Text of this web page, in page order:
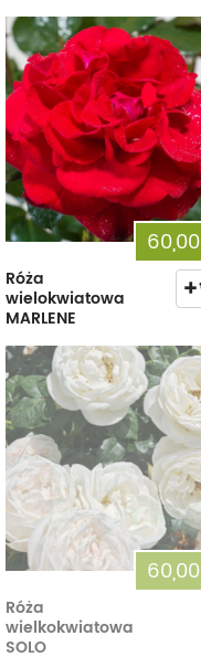
60,00
Róża
wielokwiatowa
MARLENE
60,00
Róża
wielkokwiatowa
SOLO